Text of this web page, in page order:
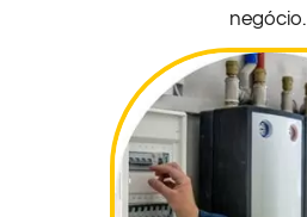
negócio.